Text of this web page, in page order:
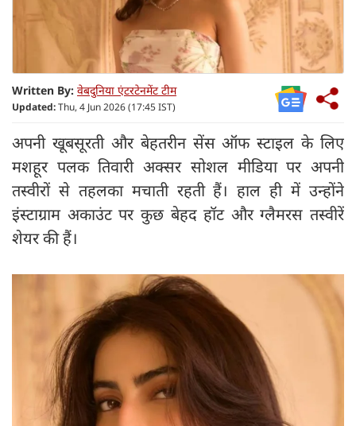
Written By: वेबदुनिया एंटरटेनमेंट टीम
Updated:Thu, 4 Jun 2026 (17:45 IST)
अपनी खूबसूरती और बेहतरीन सेंस ऑफ स्टाइल के लिए
मशहूर पलक तिवारी अक्सर सोशल मीडिया पर अपनी
तस्वीरों से तहलका मचाती रहती हैं। हाल ही में उन्होंने
इंस्टाग्राम अकाउंट पर कुछ बेहद हॉट और ग्लैमरस तस्वीरें
शेयर की हैं।